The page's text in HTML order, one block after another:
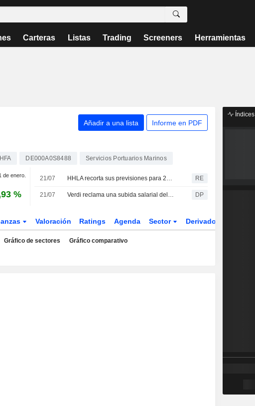
Carteras Listas Trading Screeners Herramientas
Añadir a una lista Informe en PDF
DE000A0S8488 Servicios Portuarios Marinos
de enero.
%
21/07 HHLA recorta sus previsiones para 2026 RE
21/07 Verdi reclama una subida salarial del 8,2% para los estibadores DP
Valoración Ratings Agenda Sector Derivados
Gráfico de sectores Gráfico comparativo
Índices